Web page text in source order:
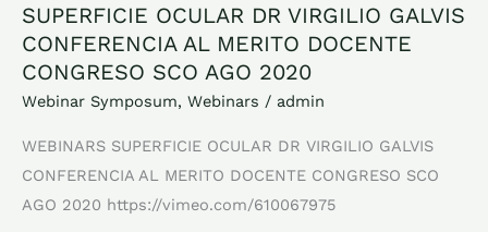
SUPERFICIE OCULAR DR VIRGILIO GALVIS
CONFERENCIA AL MERITO DOCENTE
CONGRESO SCO AGO 2020
Webinar Symposum, Webinars / admin
WEBINARS SUPERFICIE OCULAR DR VIRGILIO GALVIS
CONFERENCIA AL MERITO DOCENTE CONGRESO SCO
AGO 2020 https://vimeo.com/610067975